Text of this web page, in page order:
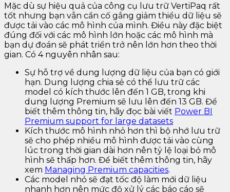
Mặc dù sự hiệu quả của công cụ lưu trữ VertiPaq rất
tốt nhưng bạn vẫn cần cố gắng giảm thiểu dữ liệu sẽ
được tải vào các mô hình của mình. Điều này đặc biệt
đúng đối với các mô hình lớn hoặc các mô hình mà
bạn dự đoán sẽ phát triển trở nên lớn hơn theo thời
gian. Có 4 nguyên nhân sau:
Sự hỗ trợ về dung lượng dữ liệu của bạn có giới
hạn. Dung lượng chia sẻ có thể lưu trữ các
model có kích thước lên đến 1 GB, trong khi
dung lượng Premium sẽ lưu lên đến 13 GB. Để
biết thêm thông tin, hãy đọc bài viết Power BI
Premium support for large datasets
Kích thước mô hình nhỏ hơn thì bộ nhớ lưu trữ
sẽ cho phép nhiều mô hình được tải vào cùng
lúc trong thời gian dài hơn nên tỷ lệ loại bỏ mô
hình sẽ thấp hơn. Để biết thêm thông tin, hãy
xem Managing Premium capacities.
Các model nhỏ sẽ đạt tốc độ làm mới dữ liệu
nhanh hơn nên mức độ xử lý các báo cáo sẽ